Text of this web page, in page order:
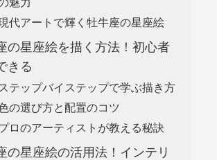
代アートで輝く牡牛座の星座絵
の星座絵を描く方法！初心者
きる
ステップバイステップで学ぶ描き方
の選び方と配置のコツ
ロのアーティストが教える秘訣
の星座絵の活用法！インテリ